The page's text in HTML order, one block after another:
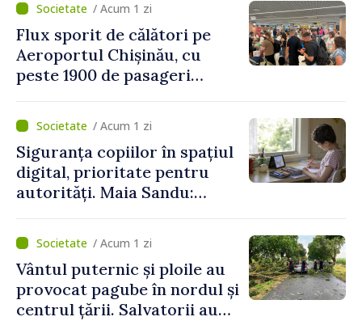
/ Acum 1 zi
Flux sporit de călători pe
Aeroportul Chișinău, cu
peste 1900 de pasageri
de vârf a concediilor
/ Acum 1 zi
Siguranța copiilor în spațiul
digital, prioritate pentru
autorități. Maia Sandu:
mecanisme care să-i
protejeze”/ Acum 1 zi
Vântul puternic și ploile au
provocat pagube în nordul și
centrul țării. Salvatorii au